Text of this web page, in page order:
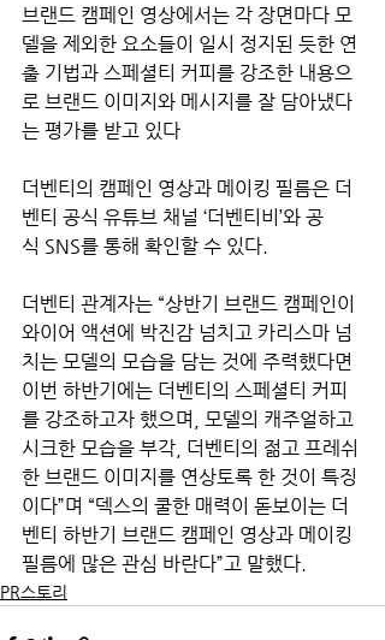
브랜드 캠페인 영상에서는 각 장면마다 모
델을 제외한 요소들이 일시 정지된 듯한 연
출 기법과 스페셜티 커피를 강조한 내용으
로 브랜드 이미지와 메시지를 잘 담아냈다
는 평가를 받고 있다
더벤티의 캠페인 영상과 메이킹 필름은 더
벤티 공식 유튜브 채널 ‘더벤티비’와 공
식 SNS를 통해 확인할 수 있다.
더벤티 관계자는 “상반기 브랜드 캠페인이
와이어 액션에 박진감 넘치고 카리스마 넘
치는 모델의 모습을 담는 것에 주력했다면
이번 하반기에는 더벤티의 스페셜티 커피
를 강조하고자 했으며, 모델의 캐주얼하고
시크한 모습을 부각, 더벤티의 젊고 프레쉬
한 브랜드 이미지를 연상토록 한 것이 특징
이다”며 “덱스의 쿨한 매력이 돋보이는 더
벤티 하반기 브랜드 캠페인 영상과 메이킹
필름에 많은 관심 바란다”고 말했다.
PR스토리